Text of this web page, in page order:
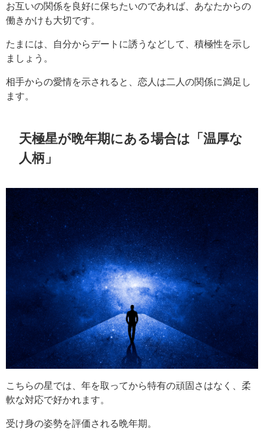
お互いの関係を良好に保ちたいのであれば、あなたからの
働きかけも大切です。
たまには、自分からデートに誘うなどして、積極性を示し
ましょう。
相手からの愛情を示されると、恋人は二人の関係に満足し
ます。
天極星が晩年期にある場合は「温厚な
人柄」
こちらの星では、年を取ってから特有の頑固さはなく、柔
軟な対応で好かれます。
受け身の姿勢を評価される晩年期。